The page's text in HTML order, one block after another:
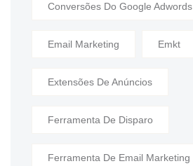
Conversões Do Google Adwords
Email Marketing Emkt
Extensões De Anúncios
Ferramenta De Disparo
Ferramenta De Email Marketing